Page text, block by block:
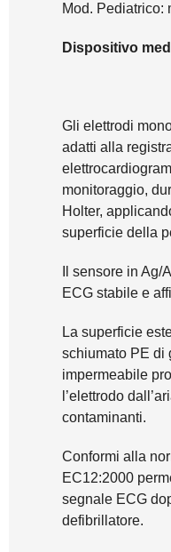
Mod. Pediatrico:
Dispositivo
Gli elettrodi
adatti alla
monitoraggio,
Holter,
superficie della
Il sensore in
ECG stabile e
La superficie
schiumato PE di
impermeabile
l’elettrodo
contaminanti.
Conformi alla
EC12:2000
segnale ECG
defibrillatore.